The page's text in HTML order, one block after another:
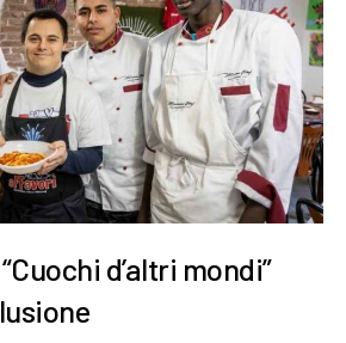
d’altri mondi”